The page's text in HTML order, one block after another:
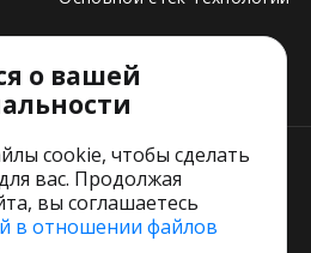
соглашение
о вашей
cookie, чтобы сделать
вас. Продолжая
вы соглашаетесь
в отношении файлов